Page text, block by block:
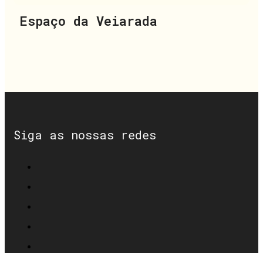
Espaço da Veiarada
Siga as nossas redes